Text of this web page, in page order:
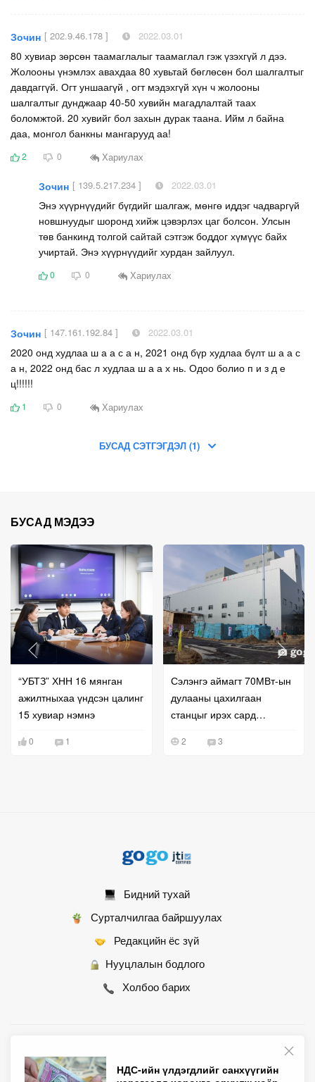
Зочин [ 202.9.46.178 ] 2022.03.01
80 хувиар зөрсөн таамаглалыг таамаглал гэж үзэхгүй л дээ.
Жолооны үнэмлэх авахдаа 80 хувьтай бөглөсөн бол шалгалтыг
давдаггүй. Огт уншаагүй , огт мэдэхгүй хүн ч жолооны
шалгалтыг дунджаар 40-50 хувийн магадлалтай таах
боломжтой. 20 хувийг бол захын дурак таана. Ийм л байна
даа, монгол банкны мангарууд аа!
2 0 Хариулах
Зочин [ 139.5.217.234 ] 2022.03.01
Энэ хүүрнүүдийг бүгдийг шалгаж, мөнгө иддэг чадваргүй
новшнуудыг шоронд хийж цэвэрлэх цаг болсон. Улсын
төв банкинд толгой сайтай сэтгэж боддог хүмүүс байх
учиртай. Энэ хүүрнүүдийг хурдан зайлуул.
0 0 Хариулах
Зочин [ 147.161.192.84 ] 2022.03.01
2020 онд худлаа ш а а с а н, 2021 онд бүр худлаа бүлт ш а а с
а н, 2022 онд бас л худлаа ш а а х нь. Одоо болио п и з д е
ц!!!!!!
1 0 Хариулах
БУСАД СЭТГЭГДЭЛ (1)
НДС-ийн үлдэгдлийг санхүүгийн
БУСАД МЭДЭЭ
“УБТЗ” ХНН 16 мянган
ажилтныхаа үндсэн цалинг
15 хувиар нэмнэ
0 1
Сэлэнгэ аймагт 70МВт-ын
дулааны цахилгаан
станцыг ирэх сард
2 3
Бидний тухай
Сурталчилгаа байршуулах
Редакцийн ёс зүй
Нууцлалын бодлого
Холбоо барих
© 2007 - 2026 Монгол Контент ХХК • Бүх эрх хуулиар хамгаалагдсан